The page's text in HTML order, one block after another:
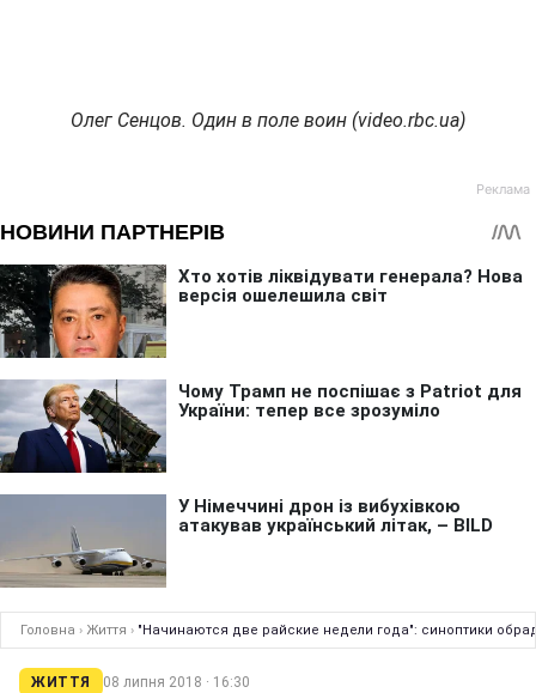
Олег Сенцов. Один в поле воин (video.rbc.ua)
Головна › Життя › "Начинаются две райские недели года": синоптики
ЖИТТЯ 08 липня 2018 · 16:30